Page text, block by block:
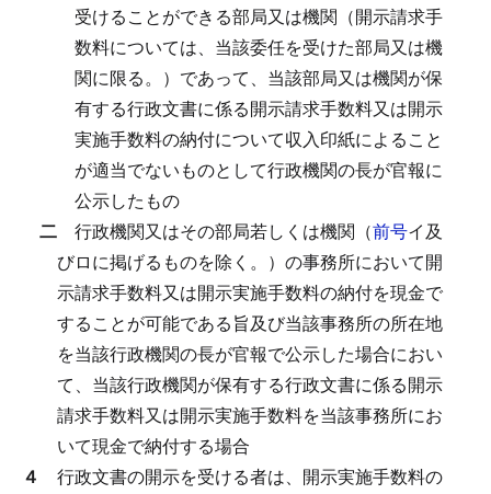
受けることができる部局又は機関（開示請求手
数料については、当該委任を受けた部局又は機
関に限る。）であって、当該部局又は機関が保
有する行政文書に係る開示請求手数料又は開示
実施手数料の納付について収入印紙によること
が適当でないものとして行政機関の長が官報に
公示したもの
二 行政機関又はその部局若しくは機関（前号イ及
びロに掲げるものを除く。）の事務所において開
示請求手数料又は開示実施手数料の納付を現金で
することが可能である旨及び当該事務所の所在地
を当該行政機関の長が官報で公示した場合におい
て、当該行政機関が保有する行政文書に係る開示
請求手数料又は開示実施手数料を当該事務所にお
いて現金で納付する場合
４ 行政文書の開示を受ける者は、開示実施手数料の